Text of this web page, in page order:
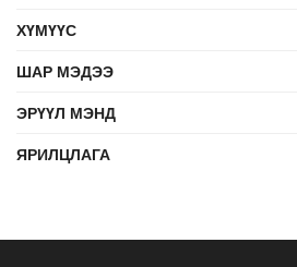
ХҮМҮҮС
ШАР МЭДЭЭ
ЭРҮҮЛ МЭНД
ЯРИЛЦЛАГА